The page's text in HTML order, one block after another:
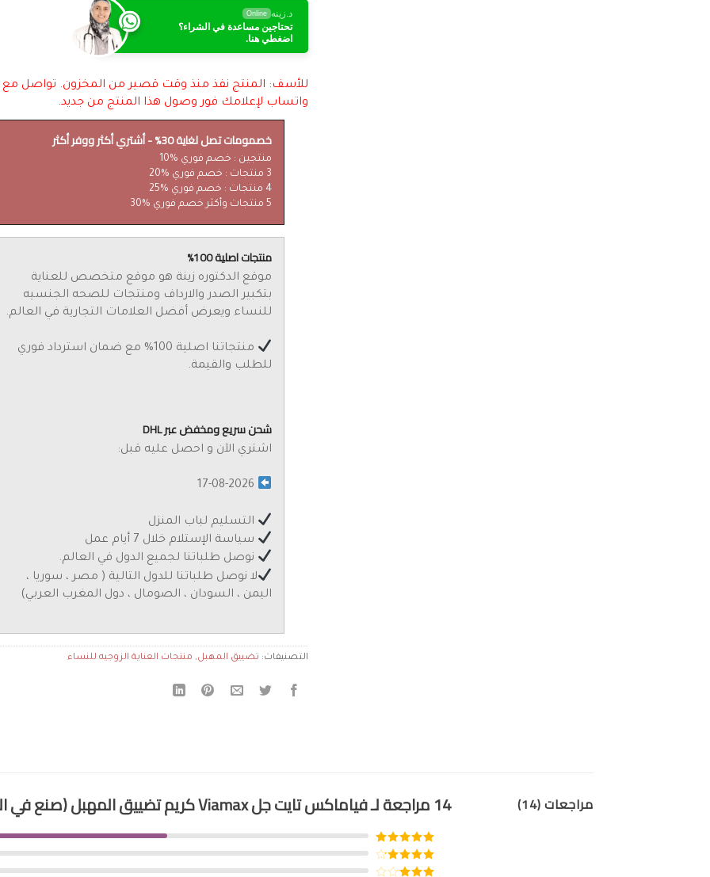
د.زينه Online
تحتاجين مساعدة في الشراء؟
اضغطي هنا.
للأسف: المنتج نفذ منذ وقت قصير من المخزون. تواصل مع
واتساب لإعلامك فور وصول هذا المنتج من جديد.
خصمومات تصل لغاية 30% - أشتري أكثر ووفر أكثر
منتجين : خصم فوري %10
3 منتجات : خصم فوري %20
4 منتجات : خصم فوري %25
5 منتجات وأكثر خصم فوري %30
منتجات اصلية 100%
موقع الدكتوره زينة هو موقع متخصص للعناية
بتكبير الصدر والارداف ومنتجات للصحه الجنسيه
للنساء ويعرض أفضل العلامات التجارية في العالم.
منتجاتنا اصلية 100% مع ضمان استرداد فوري
للطلب والقيمة.
شحن سريع ومخفض عبر DHL
اشتري الآن و احصل عليه قبل:
التسليم لباب المنزل
سياسة الإستلام خلال 7 أيام عمل
نوصل طلباتنا لجميع الدول في العالم.
لا نوصل طلباتنا للدول التالية ( مصر ، سوريا ،
اليمن ، السودان ، الصومال ، دول المغرب العربي)
التصنيفات: تضييق المهبل, منتجات العناية الزوجيه للنساء
مراجعات (14) 14 مراجعة لـ فياماكس تايت جل Viamax كريم تضييق المهبل (صنع في السويد)
تم التقييم5
من 5
تم التقييم